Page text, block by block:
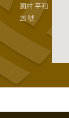
園村 平和
25 號